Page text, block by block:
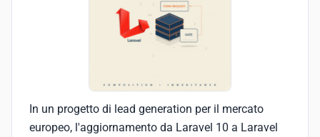
In un progetto di lead generation per il mercato
europeo, l'aggiornamento da Laravel 10 a Laravel